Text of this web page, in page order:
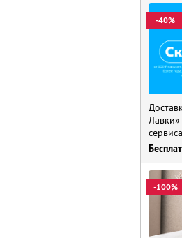
-40%
Лавки»
сервиса
-100%